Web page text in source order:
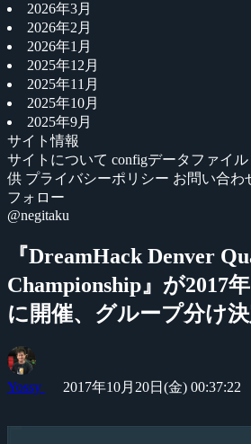
2026年3月
2026年2月
2026年1月
2025年12月
2025年11月
2025年10月
2025年9月
サイト情報
サイトについて configデータファイル
供 プライバシーポリシー お問い合わ
フォロー
@negitaku
『DreamHack Denver
Championship』が2017
に開催、グループ分け
Yossy 2017年10月20日(金) 00:37:22